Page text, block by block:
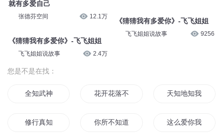
就有多爱自己
张德芬空间 12.1万
《猜猜我有多爱你》-飞飞姐姐
飞飞姐姐说故事 2.4万
《猜猜我有多爱你》-飞飞姐姐
飞飞姐姐说故事 9256
您是不是在找：
全知武神 花开花落不相知 天知地知我不知
修行真知 你所不知道的时空 这么爱你我不知